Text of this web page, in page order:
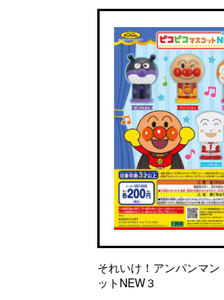
それいけ！アンパンマン
ットNEW３